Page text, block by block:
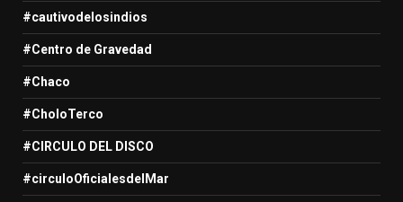
#cautivodelosindios
#Centro de Gravedad
#Chaco
#CholoTerco
#CIRCULO DEL DISCO
#circuloOficialesdelMar